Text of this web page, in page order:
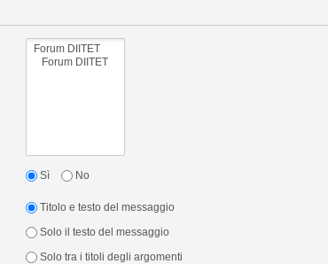
Sì No
Titolo e testo del messaggio
Solo il testo del messaggio
Solo tra i titoli degli argomenti